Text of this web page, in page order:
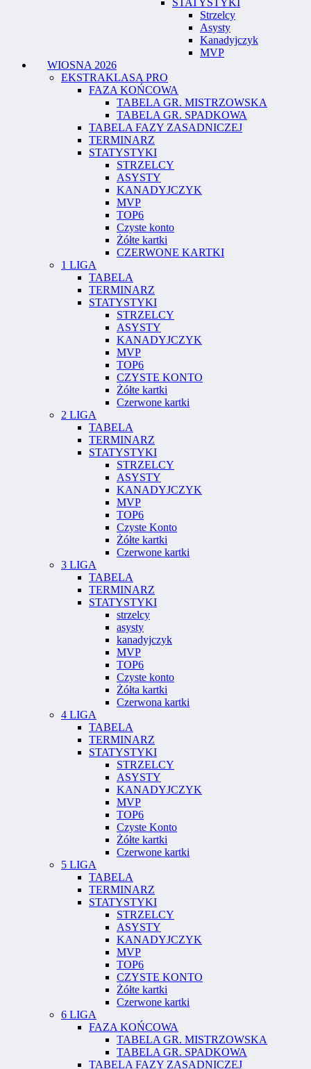
Strzelcy
Asysty
Kanadyjczyk
MVP
WIOSNA 2026
EKSTRAKLASA PRO
FAZA KOŃCOWA
TABELA GR. MISTRZOWSKA
TABELA GR. SPADKOWA
TABELA FAZY ZASADNICZEJ
TERMINARZ
STATYSTYKI
STRZELCY
ASYSTY
KANADYJCZYK
MVP
TOP6
Czyste konto
Żółte kartki
CZERWONE KARTKI
1 LIGA
TABELA
TERMINARZ
STATYSTYKI
STRZELCY
ASYSTY
KANADYJCZYK
MVP
TOP6
CZYSTE KONTO
Żółte kartki
Czerwone kartki
2 LIGA
TABELA
TERMINARZ
STATYSTYKI
STRZELCY
ASYSTY
KANADYJCZYK
MVP
TOP6
Czyste Konto
Żółte kartki
Czerwone kartki
3 LIGA
TABELA
TERMINARZ
STATYSTYKI
strzelcy
asysty
kanadyjczyk
MVP
TOP6
Czyste konto
Żółta kartki
Czerwona kartki
4 LIGA
TABELA
TERMINARZ
STATYSTYKI
STRZELCY
ASYSTY
KANADYJCZYK
MVP
TOP6
Czyste Konto
Żółte kartki
Czerwone kartki
5 LIGA
TABELA
TERMINARZ
STATYSTYKI
STRZELCY
ASYSTY
KANADYJCZYK
MVP
TOP6
CZYSTE KONTO
Żółte kartki
Czerwone kartki
6 LIGA
FAZA KOŃCOWA
TABELA GR. MISTRZOWSKA
TABELA GR. SPADKOWA
TABELA FAZY ZASADNICZEJ